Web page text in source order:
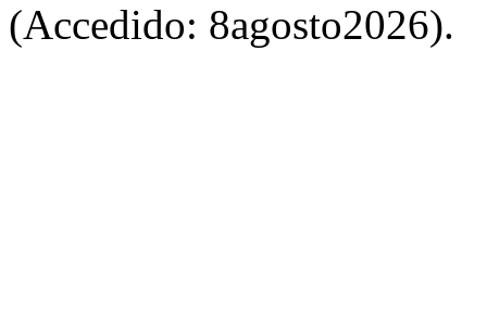
(Accedido: 8agosto2026).